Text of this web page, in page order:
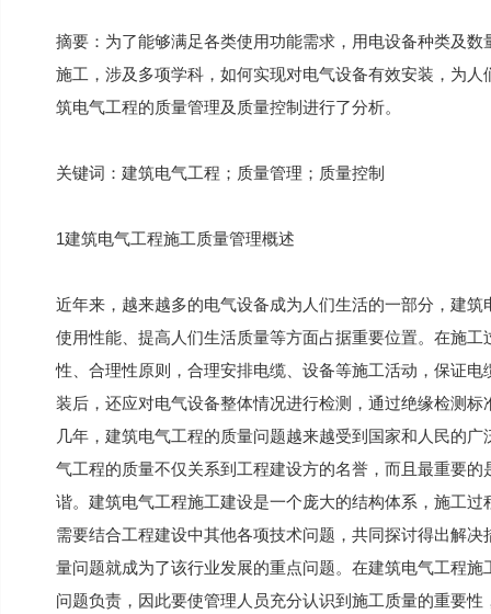
摘要：为了能够满足各类使用功能需求，用电设备种类及
施工，涉及多项学科，如何实现对电气设备有效安装，为
筑电气工程的质量管理及质量控制进行了分析。
关键词：建筑电气工程；质量管理；质量控制
1建筑电气工程施工质量管理概述
近年来，越来越多的电气设备成为人们生活的一部分，建
使用性能、提高人们生活质量等方面占据重要位置。在施
性、合理性原则，合理安排电缆、设备等施工活动，保证
装后，还应对电气设备整体情况进行检测，通过绝缘检测
几年，建筑电气工程的质量问题越来越受到国家和人民的
气工程的质量不仅关系到工程建设方的名誉，而且最重要
谐。建筑电气工程施工建设是一个庞大的结构体系，施工
需要结合工程建设中其他各项技术问题，共同探讨得出解
量问题就成为了该行业发展的重点问题。在建筑电气工程
问题负责，因此要使管理人员充分认识到施工质量的重要